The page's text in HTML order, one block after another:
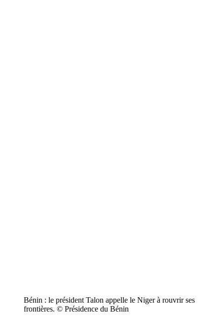
Bénin : le président Talon appelle le Niger à rouvrir ses
frontières. © Présidence du Bénin